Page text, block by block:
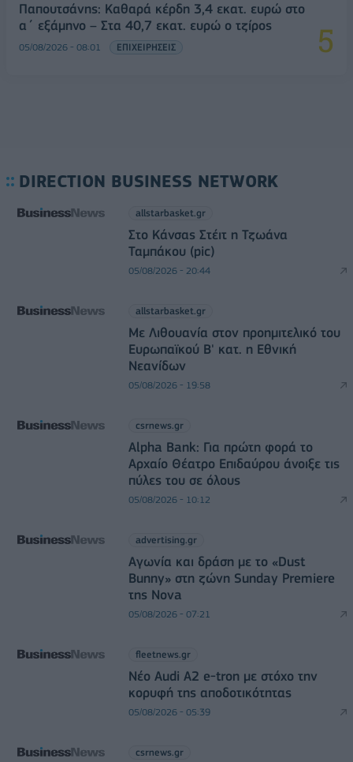
Παπουτσάνης: Καθαρά κέρδη 3,4 εκατ. ευρώ στο
α΄ εξάμηνο – Στα 40,7 εκατ. ευρώ ο τζίρος
05/08/2026 - 08:01 ΕΠΙΧΕΙΡΗΣΕΙΣ
DIRECTION BUSINESS NETWORK
allstarbasket.gr
Στο Κάνσας Στέιτ η Τζωάνα
Ταμπάκου (pic)
05/08/2026 - 20:44
allstarbasket.gr
Με Λιθουανία στον προημιτελικό του
Ευρωπαϊκού Β' κατ. η Εθνική
Νεανίδων
05/08/2026 - 19:58
csrnews.gr
Alpha Bank: Για πρώτη φορά το
Αρχαίο Θέατρο Επιδαύρου άνοιξε τις
πύλες του σε όλους
05/08/2026 - 10:12
advertising.gr
Αγωνία και δράση με το «Dust
Bunny» στη ζώνη Sunday Premiere
της Nova
05/08/2026 - 07:21
fleetnews.gr
Νέο Audi A2 e-tron με στόχο την
κορυφή της αποδοτικότητας
05/08/2026 - 05:39
csrnews.gr